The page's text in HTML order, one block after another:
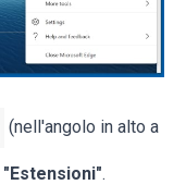
(nell'angolo in alto a
"Estensioni".